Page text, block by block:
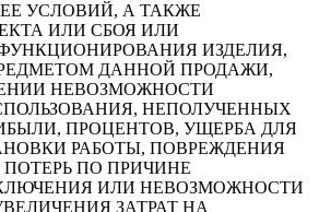
УСЛОВИЙ, А ТАКЖЕ
ИЛИ СБОЯ ИЛИ
ИЗДЕЛИЯ,
ДАННОЙ ПРОДАЖИ,
НЕВОЗМОЖНОСТИ
НЕПОЛУЧЕННЫХ
ПРОЦЕНТОВ, УЩЕРБА ДЛЯ
РАБОТЫ, ПОВРЕЖДЕНИЯ
ПО ПРИЧИНЕ
ИЛИ НЕВОЗМОЖНОСТИ
ЗАТРАТ НА